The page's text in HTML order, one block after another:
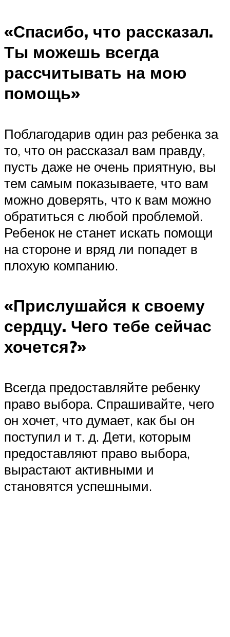
«Спасибо, что рассказал.
Ты можешь всегда
рассчитывать на мою
помощь»
Поблагодарив один раз ребенка за
то, что он рассказал вам правду,
пусть даже не очень приятную, вы
тем самым показываете, что вам
можно доверять, что к вам можно
обратиться с любой проблемой.
Ребенок не станет искать помощи
на стороне и вряд ли попадет в
плохую компанию.
«Прислушайся к своему
сердцу. Чего тебе сейчас
хочется?»
Всегда предоставляйте ребенку
право выбора. Спрашивайте, чего
он хочет, что думает, как бы он
поступил и т. д. Дети, которым
предоставляют право выбора,
вырастают активными и
становятся успешными.